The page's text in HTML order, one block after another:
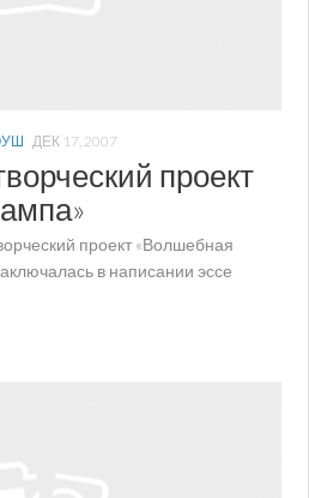
ДЕК 17, 2007
проект
проект «Волшебная
в написании эссе